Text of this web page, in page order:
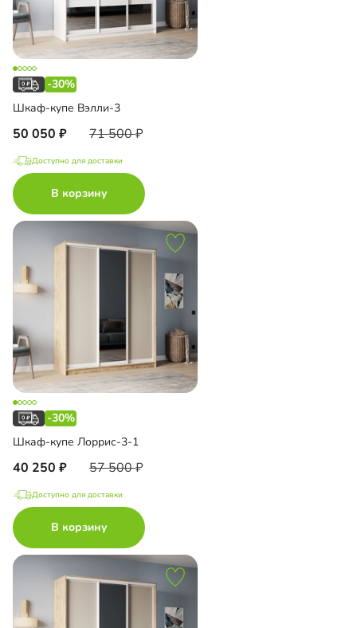
-30%
Шкаф-купе Вэлли-3
50 050 71 500
Доступно для доставки
В корзину
-30%
Шкаф-купе Лоррис-3-1
40 250 57 500
Доступно для доставки
В корзину